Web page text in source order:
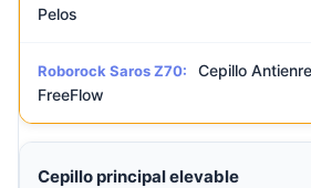
Pelos
Roborock Saros Z70:
Cepillo
FreeFlow
Cepillo principal elevable